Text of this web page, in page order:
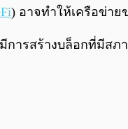
) อาจทำให้เครือข่าย
การสร้างบล็อกที่มีส